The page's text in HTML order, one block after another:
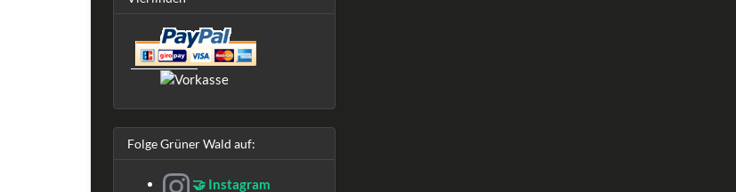
Folge Grüner Wald auf:
🤝 Instagram